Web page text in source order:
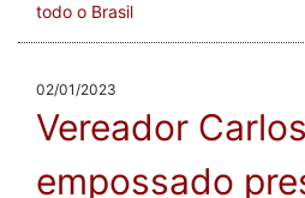
todo o Brasil
02/01/2023
Vereador
empossado